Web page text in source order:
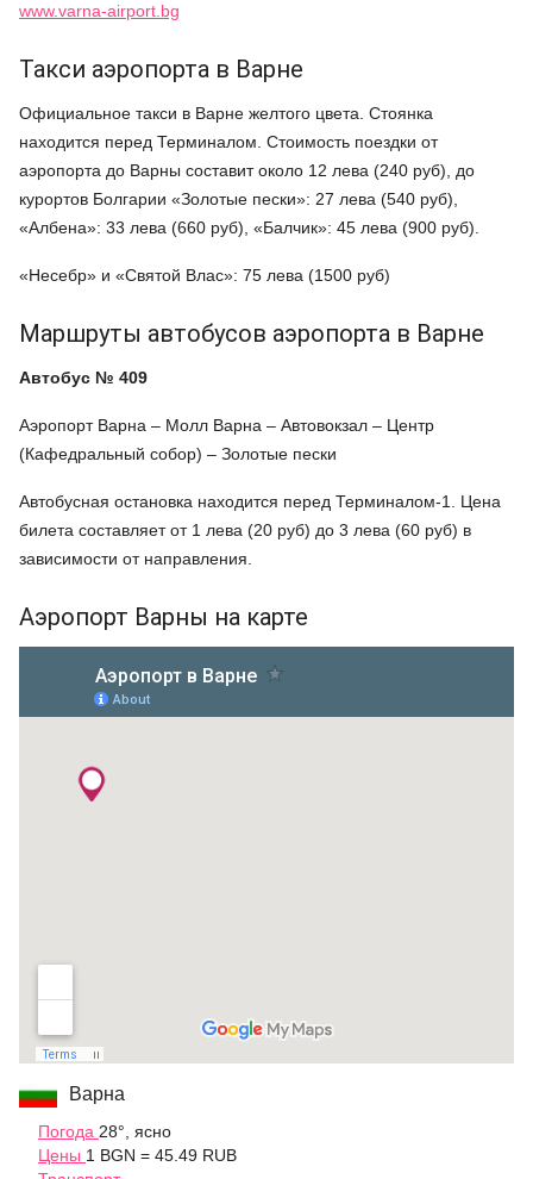
www.varna-airport.bg
Такси аэропорта в Варне
Официальное такси в Варне желтого цвета. Стоянка
находится перед Терминалом. Стоимость поездки от
аэропорта до Варны составит около 12 лева (240 руб), до
курортов Болгарии «Золотые пески»: 27 лева (540 руб),
«Албена»: 33 лева (660 руб), «Балчик»: 45 лева (900 руб).
«Несебр» и «Святой Влас»: 75 лева (1500 руб)
Маршруты автобусов аэропорта в Варне
Автобус № 409
Аэропорт Варна – Молл Варна – Автовокзал – Центр
(Кафедральный собор) – Золотые пески
Автобусная остановка находится перед Терминалом-1. Цена
билета составляет от 1 лева (20 руб) до 3 лева (60 руб) в
зависимости от направления.
Аэропорт Варны на карте
Варна
Погода 28°, ясно
Цены 1 BGN = 45.49 RUB